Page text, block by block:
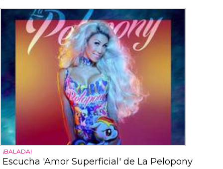
¡BALADA!
Escucha 'Amor Superficial' de La Pelopony